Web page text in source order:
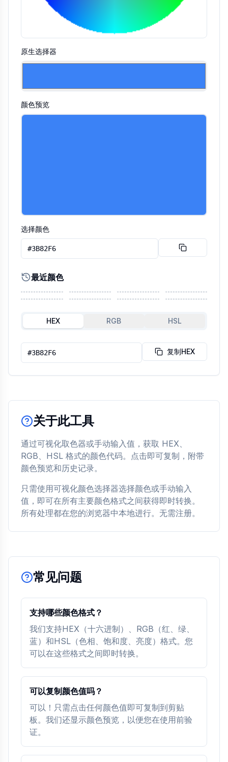
原生选择器
颜色预览
选择颜色
最近颜色
HEX RGB HSL
复制HEX
关于此工具
通过可视化取色器或手动输入值，获取 HEX、
RGB、HSL 格式的颜色代码。点击即可复制，附带
颜色预览和历史记录。
只需使用可视化颜色选择器选择颜色或手动输入
值，即可在所有主要颜色格式之间获得即时转换。
所有处理都在您的浏览器中本地进行。无需注册。
常见问题
支持哪些颜色格式？
我们支持HEX（十六进制）、RGB（红、绿、
蓝）和HSL（色相、饱和度、亮度）格式。您
可以在这些格式之间即时转换。
可以复制颜色值吗？
可以！只需点击任何颜色值即可复制到剪贴
板。我们还显示颜色预览，以便您在使用前验
证。